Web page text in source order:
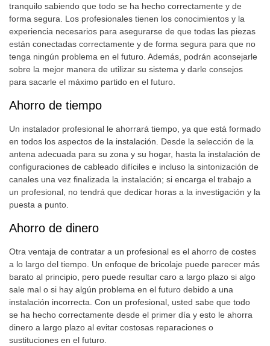
tranquilo sabiendo que todo se ha hecho correctamente y de
forma segura. Los profesionales tienen los conocimientos y la
experiencia necesarios para asegurarse de que todas las piezas
están conectadas correctamente y de forma segura para que no
tenga ningún problema en el futuro. Además, podrán aconsejarle
sobre la mejor manera de utilizar su sistema y darle consejos
para sacarle el máximo partido en el futuro.
Ahorro de tiempo
Un instalador profesional le ahorrará tiempo, ya que está formado
en todos los aspectos de la instalación. Desde la selección de la
antena adecuada para su zona y su hogar, hasta la instalación de
configuraciones de cableado difíciles e incluso la sintonización de
canales una vez finalizada la instalación; si encarga el trabajo a
un profesional, no tendrá que dedicar horas a la investigación y la
puesta a punto.
Ahorro de dinero
Otra ventaja de contratar a un profesional es el ahorro de costes
a lo largo del tiempo. Un enfoque de bricolaje puede parecer más
barato al principio, pero puede resultar caro a largo plazo si algo
sale mal o si hay algún problema en el futuro debido a una
instalación incorrecta. Con un profesional, usted sabe que todo
se ha hecho correctamente desde el primer día y esto le ahorra
dinero a largo plazo al evitar costosas reparaciones o
sustituciones en el futuro.